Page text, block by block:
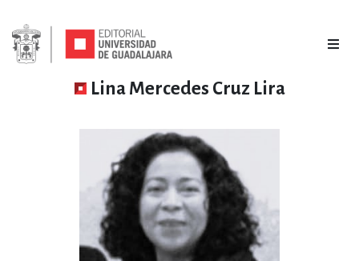
Lina Mercedes Cruz Lira